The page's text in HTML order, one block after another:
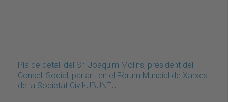
Pla de detall del Sr. Joaquim Molins, president del
Consell Social, parlant en el Fòrum Mundial de Xarxes
de la Societat Civil-UBUNTU